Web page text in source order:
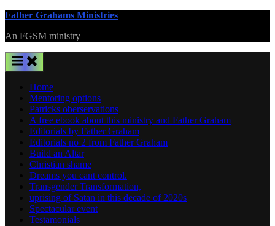
Skip
content
Father Grahams Ministries
An FGSM ministry
Home
Mentoring options
Patricks oberservations
A free ebook about this ministry and Father Graham
Editorials by Father Graham
Editorials no 2 from Father Graham
Build an Altar
Christian shame
Dreams you cant control.
Transgender Transformation,
uprising of Satan in this decade of 2020s
Spectacular event
Testamonials